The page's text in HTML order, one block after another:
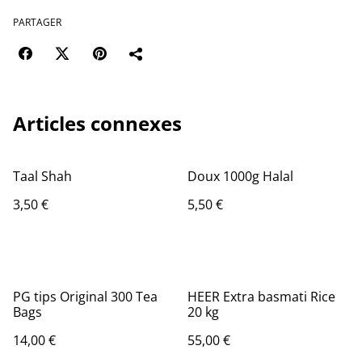
PARTAGER
Articles connexes
Taal Shah
3,50 €
Doux 1000g Halal
5,50 €
PG tips Original 300 Tea
Bags
14,00 €
HEER Extra basmati Rice
20 kg
55,00 €